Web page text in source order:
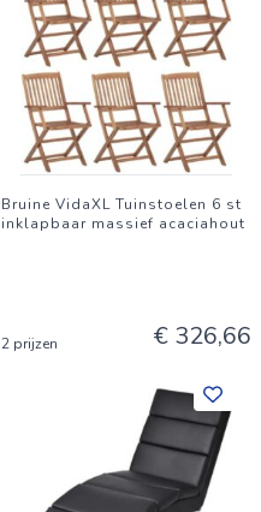
Bruine VidaXL Tuinstoelen 6 st
inklapbaar massief acaciahout
2 prijzen € 326,66